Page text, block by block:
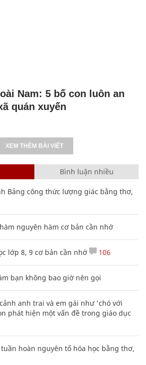
Nam: 5 bố con luôn an
quán xuyến
XEM THÊM BÀI VIẾT
Bình luận nhiều
Bảng công thức lượng giác bằng thơ,
nguyên hàm cơ bản cần nhớ
lớp 8, 9 cơ bản cần nhớ 106
bạn không bao giờ nên gọi
anh trai và em gái như 'chó với
phát hiện một vấn đề trong giáo dục
hoàn nguyên tố hóa học bằng thơ,